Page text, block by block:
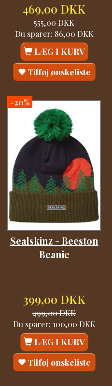
469,00 DKK
555,00 DKK
Du sparer: 86,00 DKK
LÆG I KURV
Tilføj ønskeliste
-20%
Sealskinz - Beeston
Beanie
399,00 DKK
499,00 DKK
Du sparer: 100,00 DKK
LÆG I KURV
Tilføj ønskeliste